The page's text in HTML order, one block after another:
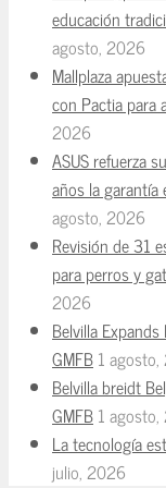
educación
agosto, 2026
Mallplaza
con Pactia para
2026
ASUS refuerza
años la
agosto, 2026
Revisión de 31
para perros y
2026
Belvilla
GMFB1
Belvilla breidt
GMFB1
La tecnología
julio, 2026